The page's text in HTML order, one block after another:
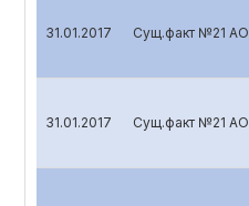
31.01.2017 Сущ.факт №21
31.01.2017 Сущ.факт №21 АО